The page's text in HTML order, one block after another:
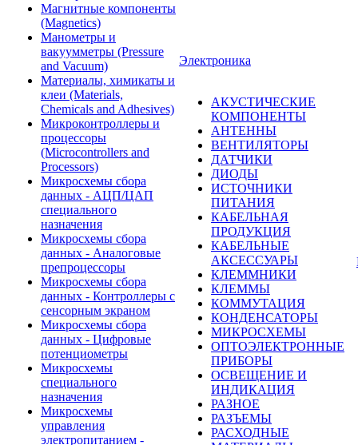
Магнитные компоненты
(Magnetics)
Манометры и
вакуумметры (Pressure
and Vacuum)
Материалы, химикаты и
клеи (Materials,
Chemicals and Adhesives)
Микроконтроллеры и
процессоры
(Microcontrollers and
Processors)
Микросхемы сбора
данных - АЦП/ЦАП
специального
назначения
Микросхемы сбора
данных - Аналоговые
препроцессоры
Микросхемы сбора
данных - Контроллеры с
сенсорным экраном
Микросхемы сбора
данных - Цифровые
потенциометры
Микросхемы
специального
назначения
Микросхемы
управления
электропитанием -
Электроника
АКУСТИЧЕСКИЕ
КОМПОНЕНТЫ
АНТЕННЫ
ВЕНТИЛЯТОРЫ
ДАТЧИКИ
ДИОДЫ
ИСТОЧНИКИ
ПИТАНИЯ
КАБЕЛЬНАЯ
ПРОДУКЦИЯ
КАБЕЛЬНЫЕ
АКСЕССУАРЫ
КЛЕММНИКИ
КЛЕММЫ
КОММУТАЦИЯ
КОНДЕНСАТОРЫ
МИКРОСХЕМЫ
ОПТОЭЛЕКТРОННЫЕ
ПРИБОРЫ
ОСВЕЩЕНИЕ И
ИНДИКАЦИЯ
РАЗНОЕ
РАЗЪЕМЫ
РАСХОДНЫЕ